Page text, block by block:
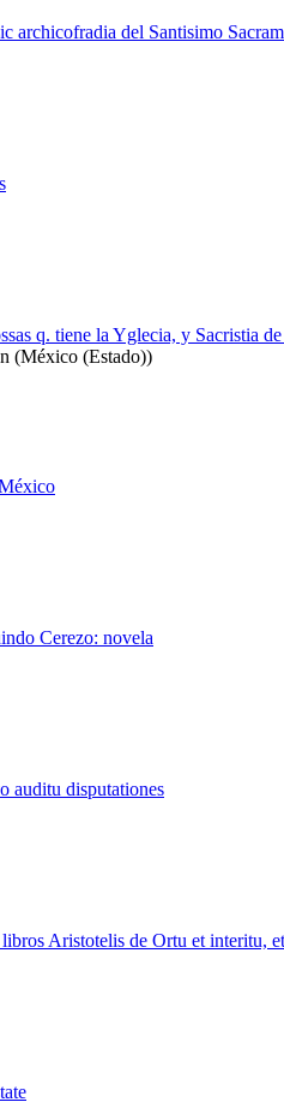
archicofradia del Santisimo
q. tiene la Yglecia, y Sacristia
(México (Estado))
Cerezo: novela
auditu disputationes
Aristotelis de Ortu et interitu,